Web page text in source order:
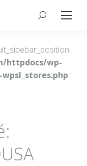
Buscar:
httpdocs/wp-